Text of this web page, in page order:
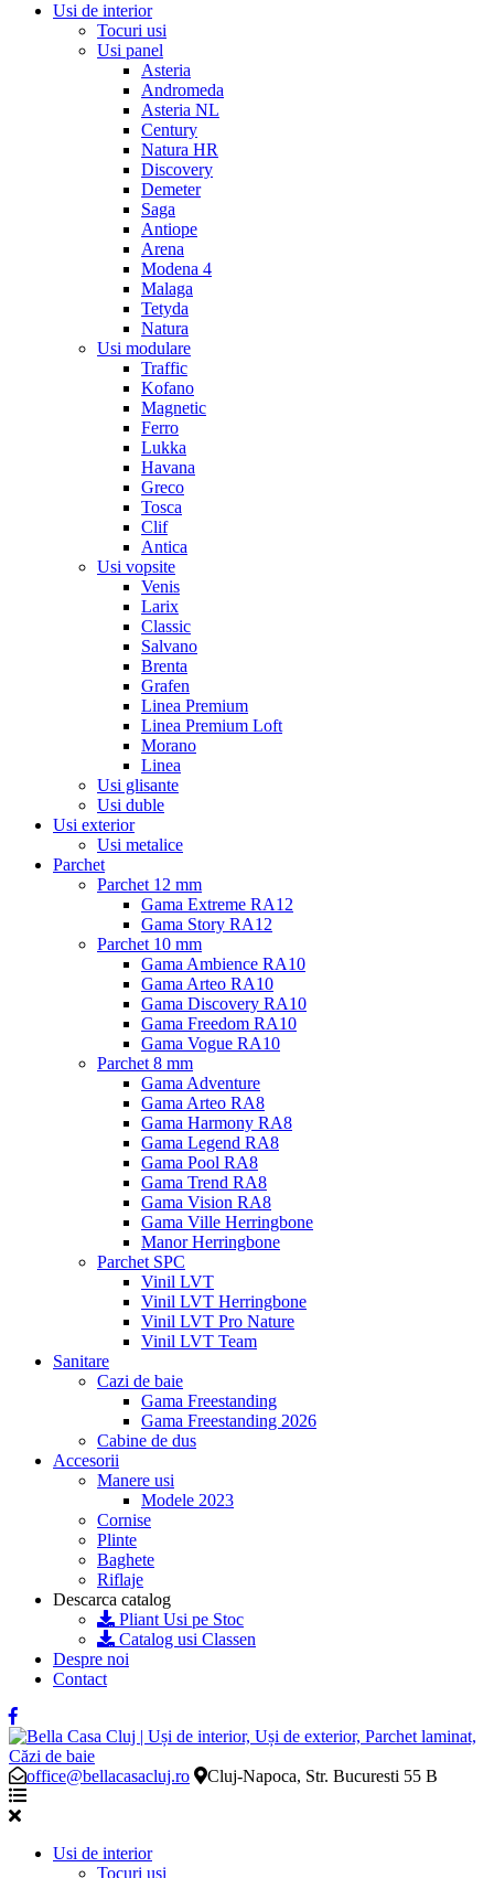
Usi de interior
Tocuri usi
Usi panel
Asteria
Andromeda
Asteria NL
Century
Natura HR
Discovery
Demeter
Saga
Antiope
Arena
Modena 4
Malaga
Tetyda
Natura
Usi modulare
Traffic
Kofano
Magnetic
Ferro
Lukka
Havana
Greco
Tosca
Clif
Antica
Usi vopsite
Venis
Larix
Classic
Salvano
Brenta
Grafen
Linea Premium
Linea Premium Loft
Morano
Linea
Usi glisante
Usi duble
Usi exterior
Usi metalice
Parchet
Parchet 12 mm
Gama Extreme RA12
Gama Story RA12
Parchet 10 mm
Gama Ambience RA10
Gama Arteo RA10
Gama Discovery RA10
Gama Freedom RA10
Gama Vogue RA10
Parchet 8 mm
Gama Adventure
Gama Arteo RA8
Gama Harmony RA8
Gama Legend RA8
Gama Pool RA8
Gama Trend RA8
Gama Vision RA8
Gama Ville Herringbone
Manor Herringbone
Parchet SPC
Vinil LVT
Vinil LVT Herringbone
Vinil LVT Pro Nature
Vinil LVT Team
Sanitare
Cazi de baie
Gama Freestanding
Gama Freestanding 2026
Cabine de dus
Accesorii
Manere usi
Modele 2023
Cornise
Plinte
Baghete
Riflaje
Descarca catalog
Pliant Usi pe Stoc
Catalog usi Classen
Despre noi
Contact
office@bellacasacluj.ro Cluj-Napoca, Str. Bucuresti 55 B
Usi de interior
Tocuri usi